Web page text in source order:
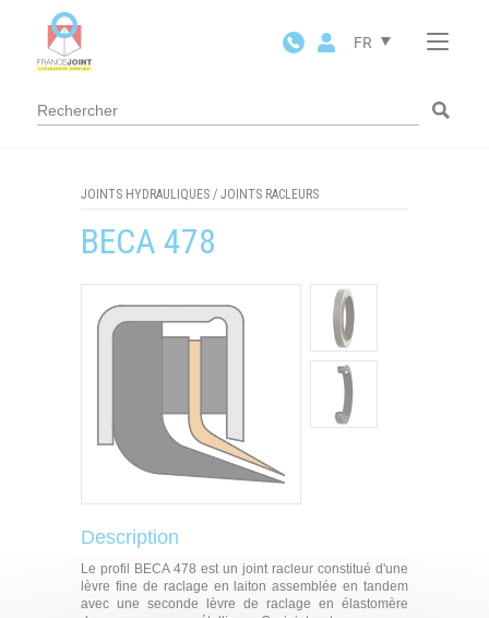
FR
JOINTS HYDRAULIQUES / JOINTS RACLEURS
BECA 478
Description
Le profil BECA 478 est un joint racleur constitué d'une
lèvre fine de raclage en laiton assemblée en tandem
avec une seconde lèvre de raclage en élastomère